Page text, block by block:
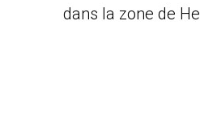
dans la zone de